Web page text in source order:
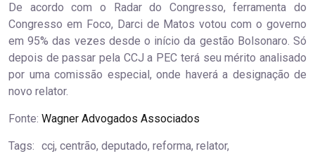
De acordo com o Radar do Congresso, ferramenta do
Congresso em Foco, Darci de Matos votou com o governo
em 95% das vezes desde o início da gestão Bolsonaro. Só
depois de passar pela CCJ a PEC terá seu mérito analisado
por uma comissão especial, onde haverá a designação de
novo relator.
Fonte: Wagner Advogados Associados
Tags: ccj, centrão, deputado, reforma, relator,